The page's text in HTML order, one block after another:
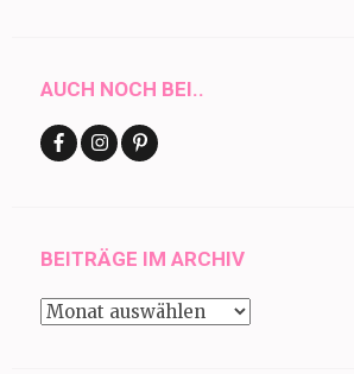
AUCH NOCH BEI..
BEITRÄGE IM ARCHIV
Beiträge